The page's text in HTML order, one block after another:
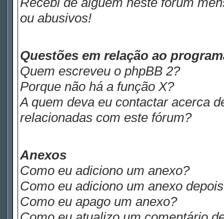
ou abusivos!
Questões em relação ao
Quem escreveu o phpBB 2?
Porque não há a função X?
A quem deva eu contactar acerca
relacionadas com este fórum?
Anexos
Como eu adiciono um anexo?
Como eu adiciono um anexo
Como eu apago um anexo?